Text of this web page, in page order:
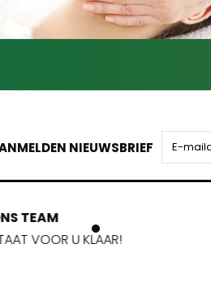
NIEUWSBRIEF
TEAM
VOOR U KLAAR!